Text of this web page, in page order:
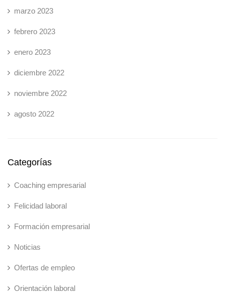
marzo 2023
febrero 2023
enero 2023
diciembre 2022
noviembre 2022
agosto 2022
Categorías
Coaching empresarial
Felicidad laboral
Formación empresarial
Noticias
Ofertas de empleo
Orientación laboral